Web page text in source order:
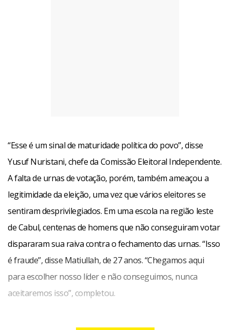
“Esse é um sinal de maturidade política do povo”, disse
Yusuf Nuristani, chefe da Comissão Eleitoral Independente.
A falta de urnas de votação, porém, também ameaçou a
legitimidade da eleição, uma vez que vários eleitores se
sentiram desprivilegiados. Em uma escola na região leste
de Cabul, centenas de homens que não conseguiram votar
dispararam sua raiva contra o fechamento das urnas. “Isso
é fraude”, disse Matiullah, de 27 anos. “Chegamos aqui
para escolher nosso líder e não conseguimos, nunca
aceitaremos isso”, completou.
Se bem sucedida, a eleição marcará a primeira transição